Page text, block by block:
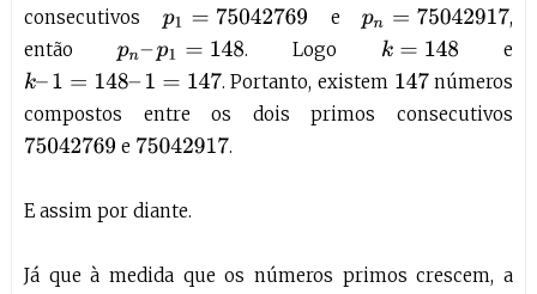
consecutivos p1 =75042769 e pn =75042917
,
então pn–p1= 148 . Logo k=148
e
k–1 = 148 –1=147 . Portanto, existem 147 números
compostos entre os dois primos consecutivos
75042769 e 75042917 .
E assim por diante.
Já que à medida que os números primos crescem, a